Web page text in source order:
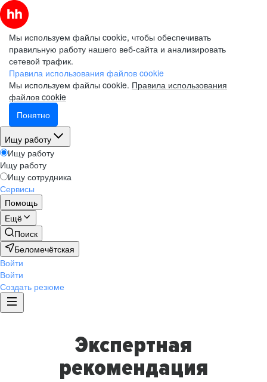
Мы используем файлы cookie, чтобы обеспечивать
правильную работу нашего веб-сайта и анализировать
сетевой трафик.
Правила использования файлов cookie
Мы используем файлы cookie. Правила использования
файлов cookie
Понятно
Ищу работу
Ищу работу
Ищу работу
Ищу сотрудника
Сервисы
Помощь
Ещё
Поиск
Беломечётская
Войти
Войти
Создать резюме
Экспертная
рекомендация